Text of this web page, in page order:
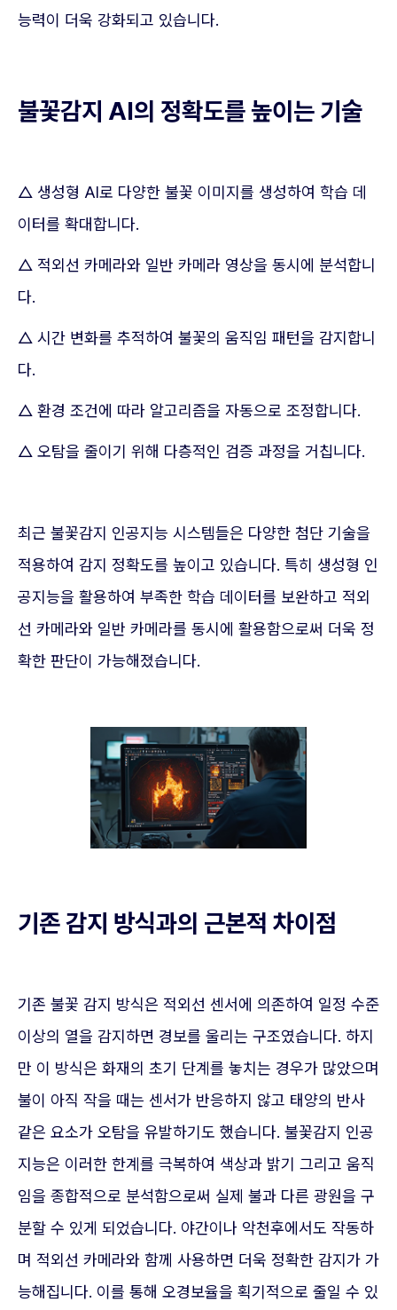
능력이 더욱 강화되고 있습니다.
불꽃감지 AI의 정확도를 높이는 기술
△ 생성형 AI로 다양한 불꽃 이미지를 생성하여 학습 데
이터를 확대합니다.
△ 적외선 카메라와 일반 카메라 영상을 동시에 분석합니
다.
△ 시간 변화를 추적하여 불꽃의 움직임 패턴을 감지합니
다.
△ 환경 조건에 따라 알고리즘을 자동으로 조정합니다.
△ 오탐을 줄이기 위해 다층적인 검증 과정을 거칩니다.
최근 불꽃감지 인공지능 시스템들은 다양한 첨단 기술을
적용하여 감지 정확도를 높이고 있습니다. 특히 생성형 인
공지능을 활용하여 부족한 학습 데이터를 보완하고 적외
선 카메라와 일반 카메라를 동시에 활용함으로써 더욱 정
확한 판단이 가능해졌습니다.
기존 감지 방식과의 근본적 차이점
기존 불꽃 감지 방식은 적외선 센서에 의존하여 일정 수준
이상의 열을 감지하면 경보를 울리는 구조였습니다. 하지
만 이 방식은 화재의 초기 단계를 놓치는 경우가 많았으며
불이 아직 작을 때는 센서가 반응하지 않고 태양의 반사
같은 요소가 오탐을 유발하기도 했습니다. 불꽃감지 인공
지능은 이러한 한계를 극복하여 색상과 밝기 그리고 움직
임을 종합적으로 분석함으로써 실제 불과 다른 광원을 구
분할 수 있게 되었습니다. 야간이나 악천후에서도 작동하
며 적외선 카메라와 함께 사용하면 더욱 정확한 감지가 가
능해집니다. 이를 통해 오경보율을 획기적으로 줄일 수 있